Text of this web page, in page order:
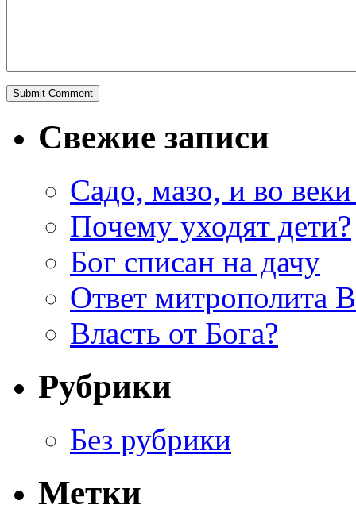
Свежие записи
Садо, мазо, и во веки
Почему уходят дети?
Бог списан на дачу
Ответ митрополита
Власть от Бога?
Рубрики
Без рубрики
Метки